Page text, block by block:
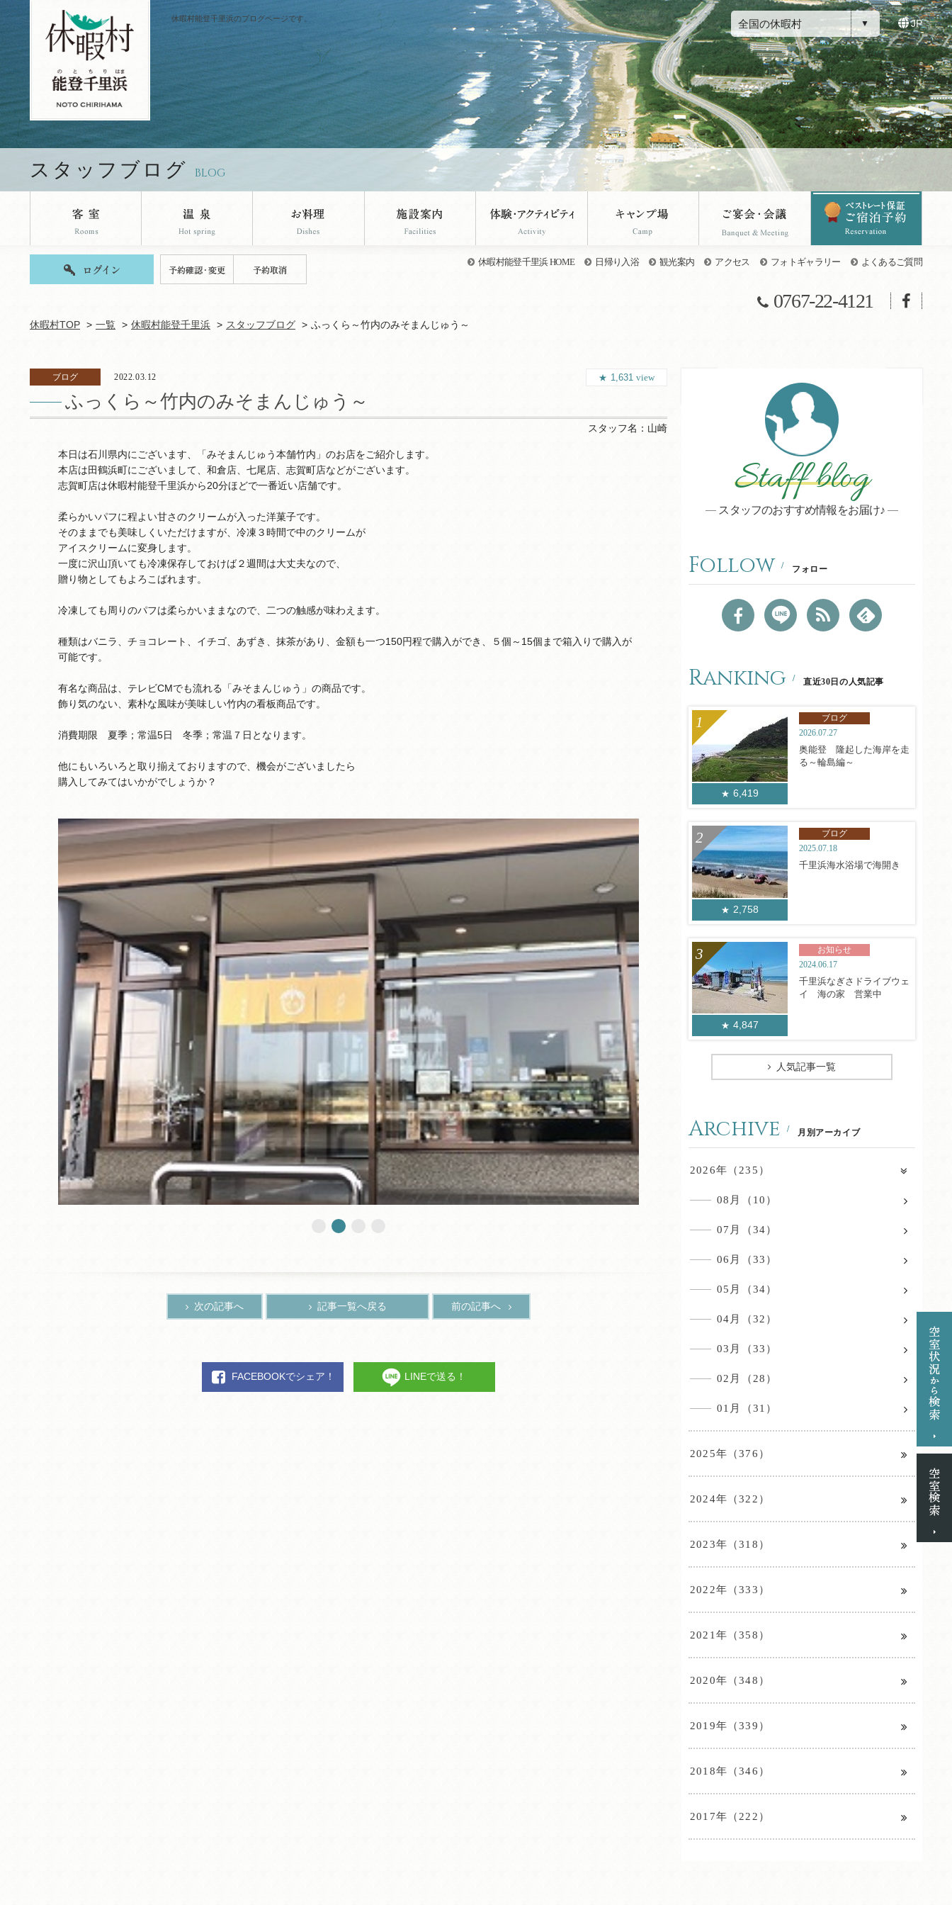
休暇村能登千里浜のブログページです。 全国の休暇村 JP
スタッフブログ BLOG
休暇村能登千里浜 HOME 日帰り入浴 観光案内 アクセス フォトギャラリー よくあるご質問
0767-22-4121
休暇村TOP 一覧 休暇村能登千里浜 スタッフブログ ふっくら～竹内のみそまんじゅう～
ブログ 2022.03.12
ふっくら～竹内のみそまんじゅう～
1,631 view
スタッフ名： 山崎
本日は石川県内にございます、「みそまんじゅう本舗竹内」のお店をご紹介します。
本店は田鶴浜町にございまして、和倉店、七尾店、志賀町店などがございます。
志賀町店は休暇村能登千里浜から20分ほどで一番近い店舗です。
柔らかいパフに程よい甘さのクリームが入った洋菓子です。
そのままでも美味しくいただけますが、冷凍３時間で中のクリームが
アイスクリームに変身します。
一度に沢山頂いても冷凍保存しておけば２週間は大丈夫なので、
贈り物としてもよろこばれます。
冷凍しても周りのパフは柔らかいままなので、二つの触感が味わえます。
種類はバニラ、チョコレート、イチゴ、あずき、抹茶があり、金額も一つ150円程で購入ができ、５個～15個まで箱入りで購入が
可能です。
有名な商品は、テレビCMでも流れる「みそまんじゅう」の商品です。
飾り気のない、素朴な風味が美味しい竹内の看板商品です。
消費期限 夏季；常温5日 冬季；常温７日となります。
他にもいろいろと取り揃えておりますので、機会がございましたら
購入してみてはいかがでしょうか？
次の記事へ 記事一覧へ戻る 前の記事へ
FACEBOOKでシェア！ LINEで送る！
Staff blog
スタッフのおすすめ情報をお届け♪
Follow フォロー
Ranking 直近30日の人気記事
6,419
ブログ
2026.07.27
奥能登 隆起した海岸を走
る～輪島編～
2,758
ブログ
2025.07.18
千里浜海水浴場で海開き
4,847
お知らせ
2024.06.17
千里浜なぎさドライブウェ
イ 海の家 営業中
人気記事一覧
Archive 月別アーカイブ
2026年（235）
08月（10）
07月（34）
06月（33）
05月（34）
04月（32）
03月（33）
02月（28）
01月（31）
2025年（376）
2024年（322）
2023年（318）
2022年（333）
2021年（358）
2020年（348）
2019年（339）
2018年（346）
2017年（222）